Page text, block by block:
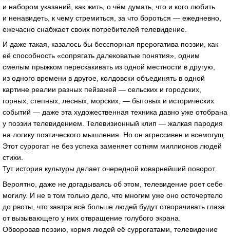
и набором указаний, как жить, о чём думать, что и кого любить
и ненавидеть, к чему стремиться, за что бороться — ежедневно,
ежечасно снабжает своих потребителей телевидение.
И даже такая, казалось бы бесспорная прерогатива поэзии, как
её способность «сопрягать далековатые понятия», одним
смелым прыжком перескакивать из одной местности в другую,
из одного времени в другое, колдовски объединять в одной
картине реалии разных пейзажей — сельских и городских,
горных, степных, лесных, морских, — бытовых и исторических
событий — даже эта художественная техника давно уже отобрана
у поэзии телевидением. Телевизионный клип — жалкая пародия
на логику поэтического мышления. Но он агрессивен и всемогущ.
Этот суррогат не без успеха заменяет сотням миллионов людей
стихи.
Тут история культуры делает очередной коварнейший поворот.
Вероятно, даже не догадываясь об этом, телевидение роет себе
могилу. И не в том только дело, что многим уже оно осточертело
до рвоты, что завтра всё больше людей будут отворачивать глаза
от вызывающего у них отвращение голубого экрана.
Обворовав поэзию, кормя людей её суррогатами, телевидение